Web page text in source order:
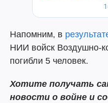
Напомним, в
НИИ войск Воздушно-
погибли 5 человек.
Хотите получать
новости о войне и